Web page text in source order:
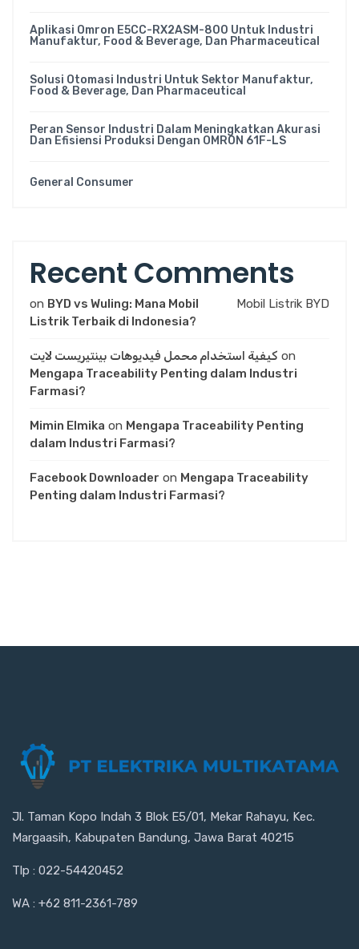
Aplikasi Omron E5CC-RX2ASM-800 Untuk Industri
Manufaktur, Food & Beverage, Dan Pharmaceutical
Solusi Otomasi Industri Untuk Sektor Manufaktur,
Food & Beverage, Dan Pharmaceutical
Peran Sensor Industri Dalam Meningkatkan Akurasi
Dan Efisiensi Produksi Dengan OMRON 61F-LS
General Consumer
Recent Comments
Mobil Listrik BYD
on BYD vs Wuling: Mana Mobil
Listrik Terbaik di Indonesia?
كيفية استخدام محمل فيديوهات بينتيريست لايت on
Mengapa Traceability Penting dalam Industri
Farmasi?
Mimin Elmika on Mengapa Traceability Penting
dalam Industri Farmasi?
Facebook Downloader on Mengapa Traceability
Penting dalam Industri Farmasi?
Jl. Taman Kopo Indah 3 Blok E5/01, Mekar Rahayu, Kec.
Margaasih, Kabupaten Bandung, Jawa Barat 40215
Tlp : 022-54420452
WA : +62 811-2361-789